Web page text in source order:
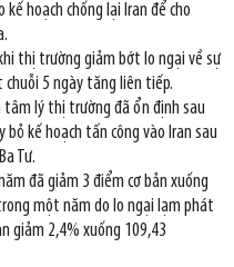
hoạch chống lại Iran để cho
thị trường giảm bớt lo ngại về sự
chuỗi 5 ngày tăng liên tiếp.
tâm lý thị trường đã ổn định sau
bỏ kế hoạch tấn công vào Iran sau
Tư.
đã giảm 3 điểm cơ bản xuống
một năm do lo ngại lạm phát
giảm 2,4% xuống 109,43